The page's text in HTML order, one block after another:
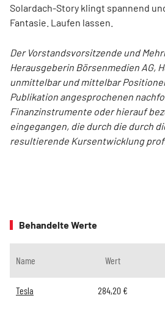
Solardach-Story klingt spannend
Fantasie. Laufen lassen.
Der Vorstandsvorsitzende und
Herausgeberin Börsenmedien AG,
unmittelbar und mittelbar
Publikation angesprochenen
Finanzinstrumente oder hierauf
eingegangen, die durch die durch
resultierende Kursentwicklung
Behandelte Werte
Name Wert
Tesla 284,20 €